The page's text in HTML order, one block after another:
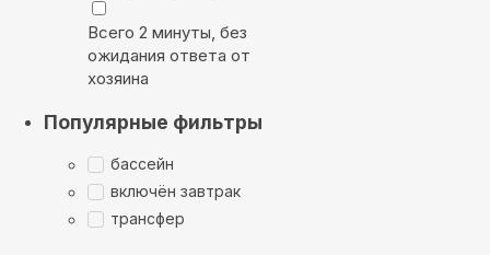
Всего 2 минуты, без
ожидания ответа от
хозяина
Популярные фильтры
бассейн
включён завтрак
трансфер